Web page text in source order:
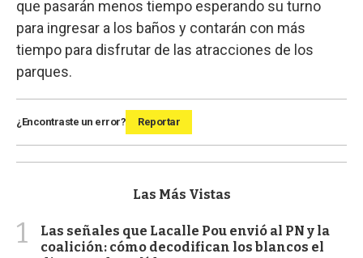
que pasarán menos tiempo esperando su turno
para ingresar a los baños y contarán con más
tiempo para disfrutar de las atracciones de los
parques.
¿Encontraste un error? Reportar
Las Más Vistas
1
Las señales que Lacalle Pou envió al PN y la
coalición: cómo decodifican los blancos el